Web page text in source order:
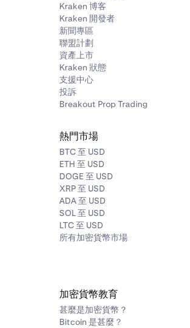
Kraken 博客
Kraken 開發者
新聞專區
聯盟計劃
資產上市
Kraken 狀態
支援中心
投訴
Breakout Prop Trading
熱門市場
BTC 至 USD
ETH 至 USD
DOGE 至 USD
XRP 至 USD
ADA 至 USD
SOL 至 USD
LTC 至 USD
所有加密貨幣市場
加密貨幣教育
甚麼是加密貨幣？
Bitcoin 是甚麼？